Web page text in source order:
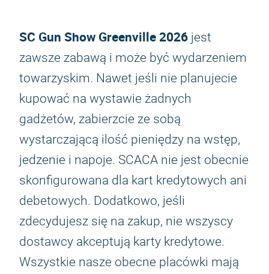
SC Gun Show Greenville 2026 jest
zawsze zabawą i może być wydarzeniem
towarzyskim. Nawet jeśli nie planujecie
kupować na wystawie żadnych
gadżetów, zabierzcie ze sobą
wystarczającą ilość pieniędzy na wstęp,
jedzenie i napoje. SCACA nie jest obecnie
skonfigurowana dla kart kredytowych ani
debetowych. Dodatkowo, jeśli
zdecydujesz się na zakup, nie wszyscy
dostawcy akceptują karty kredytowe.
Wszystkie nasze obecne placówki mają